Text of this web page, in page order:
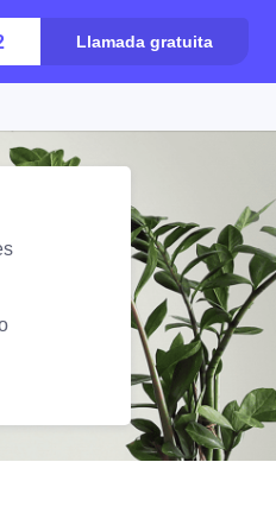
Llamada gratuita